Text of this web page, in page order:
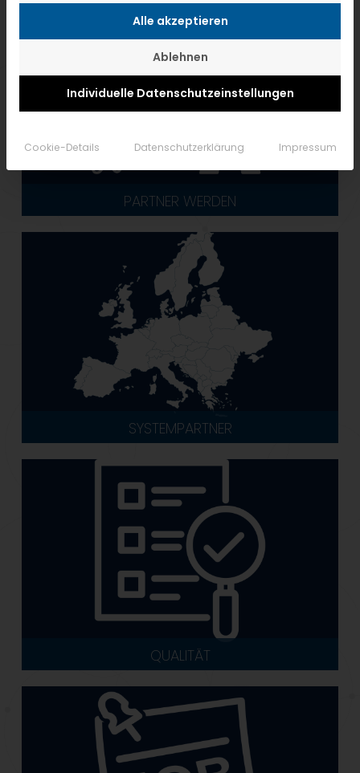
PARTNER WERDEN
SYSTEMPARTNER
QUALITÄT
Alle akzeptieren
Ablehnen
Individuelle Datenschutzeinstellungen
Cookie-Details Datenschutzerklärung Impressum